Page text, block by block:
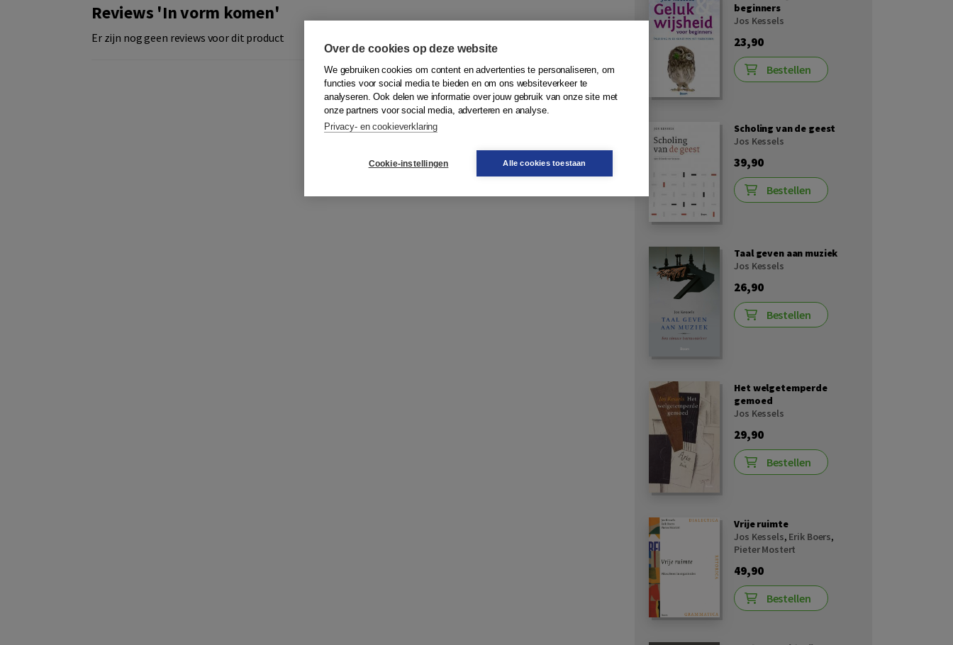
Reviews 'In vorm komen'
Er zijn nog geen reviews voor dit product
beginners
Jos Kessels
23,90
Bestellen
Scholing van de geest
Jos Kessels
39,90
Bestellen
Taal geven aan muziek
Jos Kessels
26,90
Bestellen
Het welgetemperde
gemoed
Jos Kessels
29,90
Bestellen
Vrije ruimte
Jos Kessels, Erik Boers,
Pieter Mostert
49,90
Bestellen
Over de cookies op deze website
We gebruiken cookies om content en advertenties te personaliseren, om
functies voor social media te bieden en om ons websiteverkeer te
analyseren. Ook delen we informatie over jouw gebruik van onze site met
onze partners voor social media, adverteren en analyse.
Privacy- en cookieverklaring
Cookie-instellingen Alle cookies toestaan